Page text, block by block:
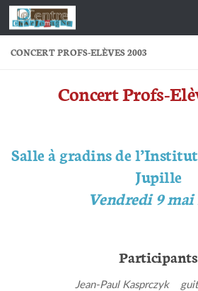
Skip to content
CONCERT PROFS-ELÈVES 2003
Concert Profs-
Salle à gradins de
Jupille
Vendredi 9 mai
Participants
Jean-Paul Kasprczyk